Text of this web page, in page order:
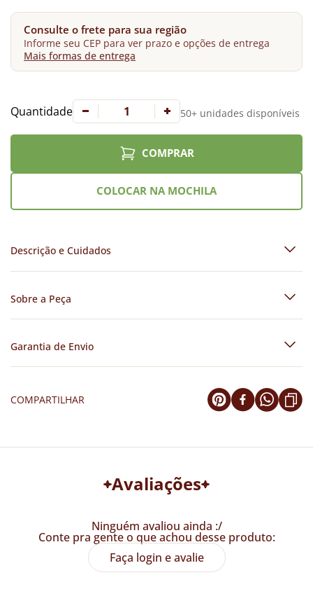
Consulte o frete para sua região
Informe seu CEP para ver prazo e opções de entrega
Mais formas de entrega
Quantidade 50+ unidades disponíveis
COMPRAR
COLOCAR NA MOCHILA
Descrição e Cuidados
Sobre a Peça
Garantia de Envio
COMPARTILHAR
Avaliações
Ninguém avaliou ainda :/
Conte pra gente o que achou desse produto:
Faça login e avalie